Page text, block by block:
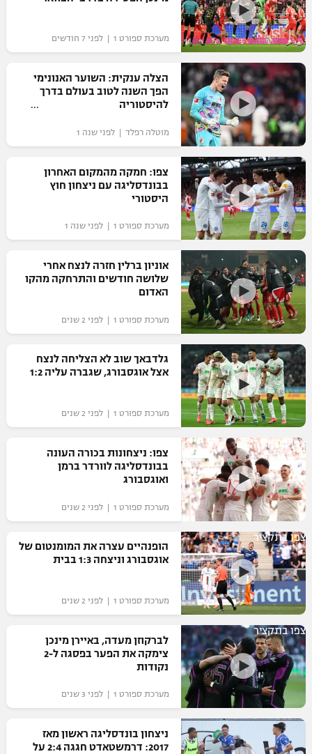
VOD
רץ ברשת
תוצאות
לוח שידורים
ברחבה
"מעל הליגה" – פודקאסט
"מחצית בשכונה" – פודקאסט
משתתפים וזוכים בפרסים
תקנון משתתפים וזוכים בפרסים
תקנון עבור פעילות אלקטרה
תקנון עבור פעילות ספורט 1 – "מרלן"
טניס
גיימינג E-Sports
תנאי שימוש
מדיניות פרטיות
תקנון פעילות ספורט 1
רשיון להקרנה פומבית לבית עסק
הצטרפות לחבילת הערוצים
לוח דרושים – ג'ובנט
תגיות
נבחרת ישראל
מכבי חיפה
בית"ר ירושלים
מכבי תל אביב
הפועל תל אביב
הפועל חיפה
הפועל באר שבע
מכבי נתניה
בני יהודה
ליגה ספרדית
ליגה איטלקית
ליגה צרפתית
ליגה הולנדית
ליגה סינית
ליגה ברזילאית
ליגות נוספות
מכבי תל אביב
הפועל חולון
הפועל ירושלים
דני אבדיה
יורוליג
יורוקאפ
טניס
כדוריד
כדורעף
שחייה
ג'ודו
אגרוף
ספורט אולימפי
UFC
היאבקות WWE
אופניים
ספורט מוטורי
כדורמים
פוטבול אמריקאי NFL
בייסבול MLB
ספורט אתגרי ואקסטרים
אומנויות לחימה
גיימינג E-Sports
מערכת ספורט 1 | לפני 7 חודשים
הצלה ענקית: השוער האנונימי
הפך השנה לטוב בעולם בדרך
להיסטוריה
מוטלה רפלד | לפני שנה 1
צפו: חמקה מהמקום האחרון
בבונדסליגה עם ניצחון חוץ
היסטורי
מערכת ספורט 1 | לפני שנה 1
אוניון ברלין חזרה לנצח אחרי
שלושה חודשים והתרחקה מהקו
האדום
מערכת ספורט 1 | לפני 2 שנים
גלדבאך שוב לא הצליחה לנצח
אצל אוגסבורג, שגברה עליה 1:2
מערכת ספורט 1 | לפני 2 שנים
צפו בתקצירים
צפו: ניצחונות בכורה העונה
בבונדסליגה לוורדר ברמן
ואוגסבורג
מערכת ספורט 1 | לפני 2 שנים
צפו בתקציר
הופנהיים עצרה את המומנטום של
אוגסבורג וניצחה 1:3 בבית
מערכת ספורט 1 | לפני 2 שנים
צפו בתקציר
לברקוזן מעדה, באיירן מינכן
צימקה את הפער בפסגה ל-2
נקודות
מערכת ספורט 1 | לפני 3 שנים
ניצחון בונדסליגה ראשון מאז
2017: דרמשטאדט חגגה 2:4 על